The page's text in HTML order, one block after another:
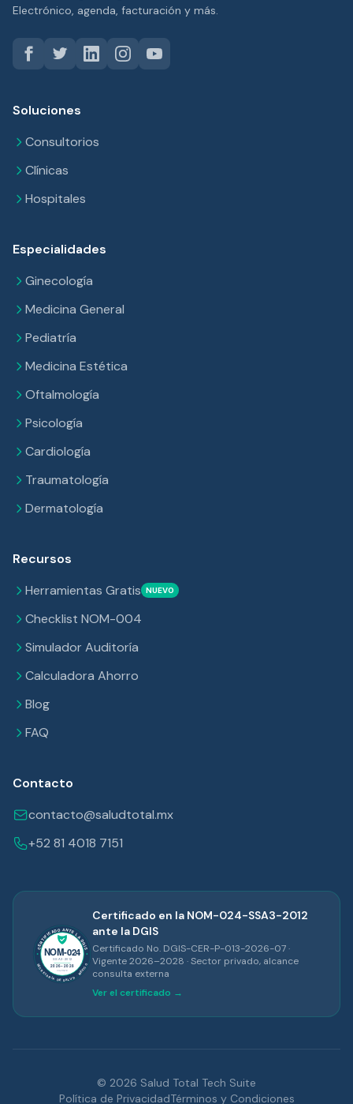
Electrónico, agenda, facturación y más.
Soluciones
Consultorios
Clínicas
Hospitales
Especialidades
Ginecología
Medicina General
Pediatría
Medicina Estética
Oftalmología
Psicología
Cardiología
Traumatología
Dermatología
Recursos
Herramientas Gratis NUEVO
Checklist NOM-004
Simulador Auditoría
Calculadora Ahorro
Blog
FAQ
Contacto
contacto@saludtotal.mx
+52 81 4018 7151
Certificado en la NOM-024-SSA3-2012
ante la DGIS
Certificado No. DGIS-CER-P-013-2026-07 ·
Vigente 2026–2028 · Sector privado, alcance
consulta externa
Ver el certificado →
© 2026 Salud Total Tech Suite
Política de PrivacidadTérminos y Condiciones